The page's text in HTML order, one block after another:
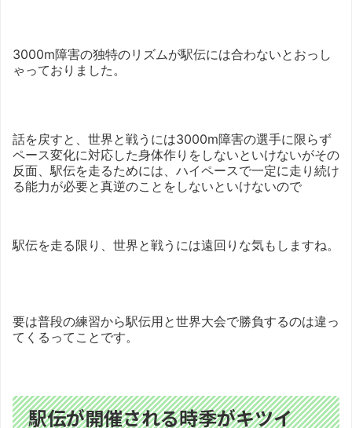
3000m障害の独特のリズムが駅伝には合わないとおっし
ゃっておりました。
話を戻すと、世界と戦うには3000m障害の選手に限らず
ペース変化に対応した身体作りをしないといけないがその
反面、駅伝を走るためには、ハイペースで一定に走り続け
る能力が必要と真逆のことをしないといけないので
駅伝を走る限り、世界と戦うには遠回りな気もしますね。
要は普段の練習から駅伝用と世界大会で勝負するのは違っ
てくるってことです。
駅伝が開催される時季がキツイ